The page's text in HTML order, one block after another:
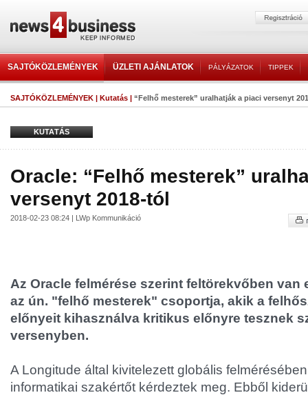
SAJTÓKÖZLEMÉNYEK ÜZLETI AJÁNLATOK PÁLYÁZATOK TIPPEK
SAJTÓKÖZLEMÉNYEK | Kutatás | “Felhő mesterek” uralhatják a piaci versenyt
KUTATÁS
Oracle: “Felhő mesterek”
versenyt 2018-tól
2018-02-23 08:24 | LWp Kommunikáció
Az Oracle felmérése szerint feltörekvőben van
az ún. "felhő mesterek" csoportja, akik a
előnyeit kihasználva kritikus előnyre tesznek
versenyben.
A Longitude által kivitelezett globális
informatikai szakértőt kérdeztek meg. Ebből